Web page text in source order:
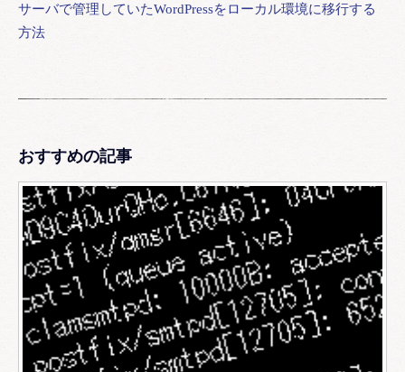
サーバで管理していたWordPressをローカル環境に移行する
方法
おすすめの記事